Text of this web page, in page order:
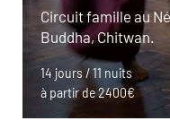
Circuit famille au
Buddha, Chitwan.
14 jours / 11 nuits
à partir de 2400€